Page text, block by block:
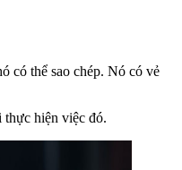
có thể sao chép. Nó có vẻ
thực hiện việc đó.